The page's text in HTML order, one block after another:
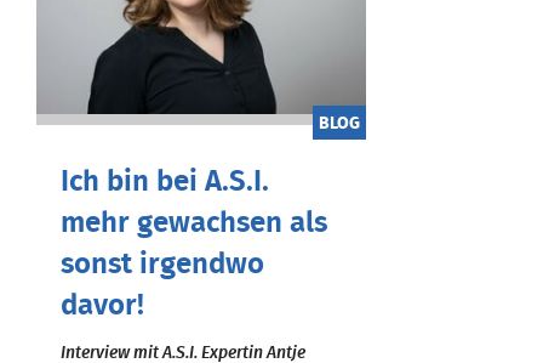
BLOG
Ich bin bei A.S.I.
mehr gewachsen als
sonst irgendwo
davor!
Interview mit A.S.I. Expertin Antje